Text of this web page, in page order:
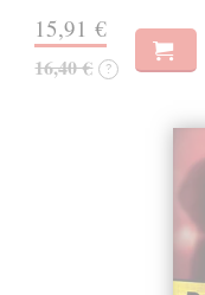
15,91 €
16,40 € ?